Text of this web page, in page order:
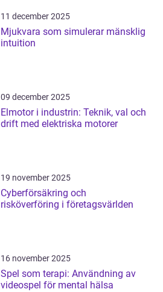
11 december 2025
Mjukvara som simulerar mänsklig
intuition
09 december 2025
Elmotor i industrin: Teknik, val och
drift med elektriska motorer
19 november 2025
Cyberförsäkring och
risköverföring i företagsvärlden
16 november 2025
Spel som terapi: Användning av
videospel för mental hälsa